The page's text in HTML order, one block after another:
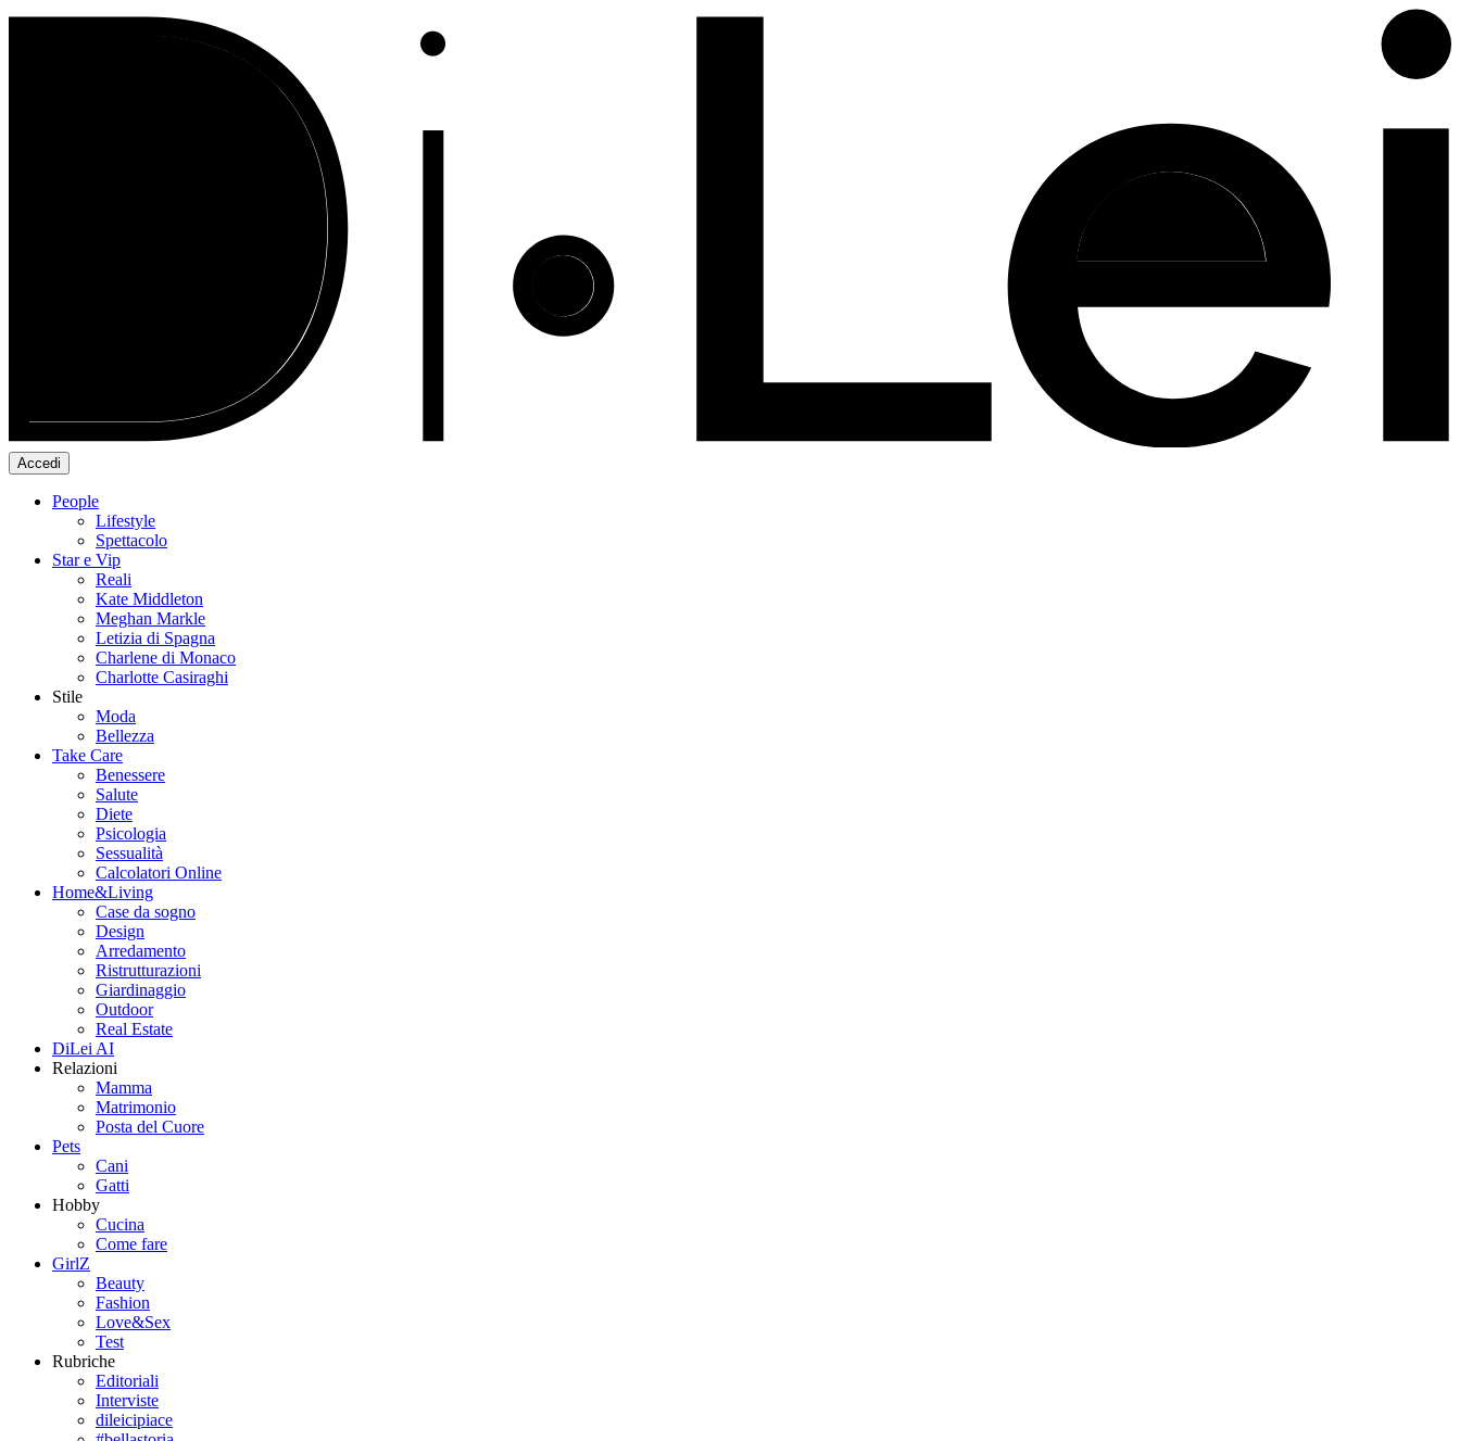
Accedi
People
Lifestyle
Spettacolo
Star e Vip
Reali
Kate Middleton
Meghan Markle
Letizia di Spagna
Charlene di Monaco
Charlotte Casiraghi
Stile
Moda
Bellezza
Take Care
Benessere
Salute
Diete
Psicologia
Sessualità
Calcolatori Online
Home&Living
Case da sogno
Design
Arredamento
Ristrutturazioni
Giardinaggio
Outdoor
Real Estate
DiLei AI
Relazioni
Mamma
Matrimonio
Posta del Cuore
Pets
Cani
Gatti
Hobby
Cucina
Come fare
GirlZ
Beauty
Fashion
Love&Sex
Test
Rubriche
Editoriali
Interviste
dileicipiace